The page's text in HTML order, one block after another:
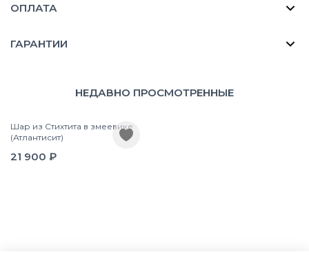
ОПЛАТА
ГАРАНТИИ
НЕДАВНО ПРОСМОТРЕННЫЕ
Шар из Стихтита в змеевике
(Атлантисит)
21 900 ₽